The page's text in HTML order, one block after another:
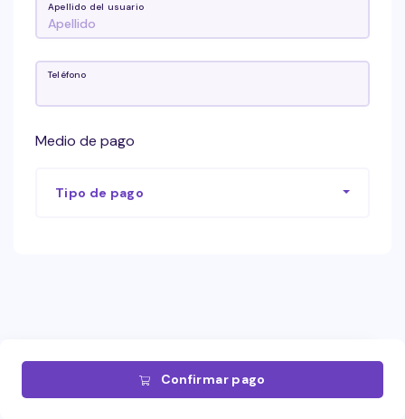
Apellido del usuario
Teléfono
Medio de pago
Tipo de pago
Confirmar pago